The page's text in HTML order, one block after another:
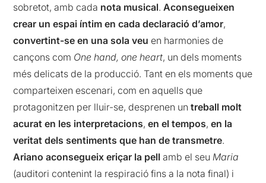
sobretot, amb cada nota musical.Aconsegueixen
crear un espai íntim en cada declaració d’amor,
convertint-se en una sola veuen harmonies de
cançons com One hand, one heart, un dels moments
més delicats de la producció. Tant en els moments que
comparteixen escenari, com en aquells que
protagonitzen per lluir-se, desprenen untreball molt
acurat en les interpretacions,en el tempos,en la
veritat dels sentiments que han de transmetre.
Ariano aconsegueix eriçar la pellamb el seu Maria
(auditori contenint la respiració fins a la nota final) i